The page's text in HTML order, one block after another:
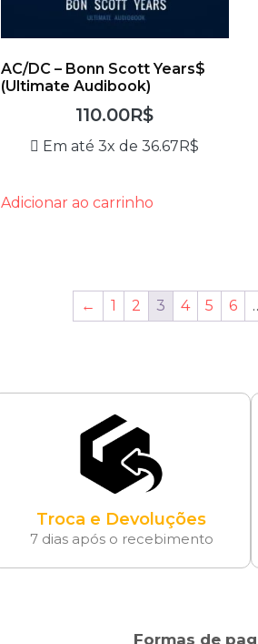
AC/DC – Bonn Scott Years$
(Ultimate Audibook)
110.00R$
Em até 3x de36.67R$
Adicionar ao carrinho
← 1 2 3 4 5 6
Troca e Devoluções
7 dias após o recebimento
Formas de